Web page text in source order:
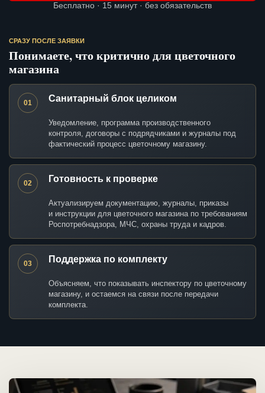
Бесплатно · 15 минут · без обязательств
СРАЗУ ПОСЛЕ ЗАЯВКИ
Понимаете, что критично для цветочного
магазина
01 Санитарный блок целиком
Уведомление, программа производственного
контроля, договоры с подрядчиками и журналы под
фактический процесс цветочному магазину.
02 Готовность к проверке
Актуализируем документацию, журналы, приказы
и инструкции для цветочного магазина по требованиям
Роспотребнадзора, МЧС, охраны труда и кадров.
03 Поддержка по комплекту
Объясняем, что показывать инспектору по цветочному
магазину, и остаемся на связи после передачи
комплекта.